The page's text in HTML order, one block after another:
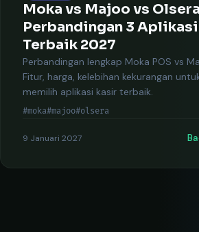
Moka vs Majoo vs
Perbandingan 3
Terbaik 2027
Perbandingan lengkap Moka POS vs
Fitur, harga, kelebihan kekurangan
memilih aplikasi kasir terbaik.
#moka#majoo#olsera
9 Januari 2027